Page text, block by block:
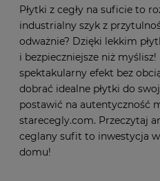
Płytki z cegły na suficie to
industrialny szyk z
odważnie? Dzięki lekkim
i bezpieczniejsze niż
spektakularny efekt bez
dobrać idealne płytki do
postawić na autentyczność
starecegly.com. Przeczytaj
ceglany sufit to inwestycja
domu!